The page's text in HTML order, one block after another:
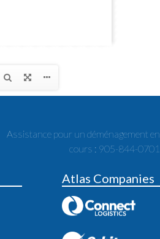
Assistance pour un déménagement en
cours : 905-844-0701
Atlas Companies